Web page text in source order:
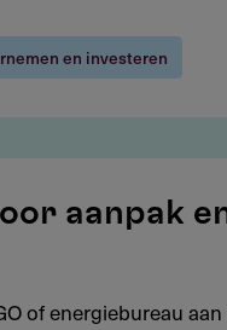
en investeren
aanpak
of energiebureau